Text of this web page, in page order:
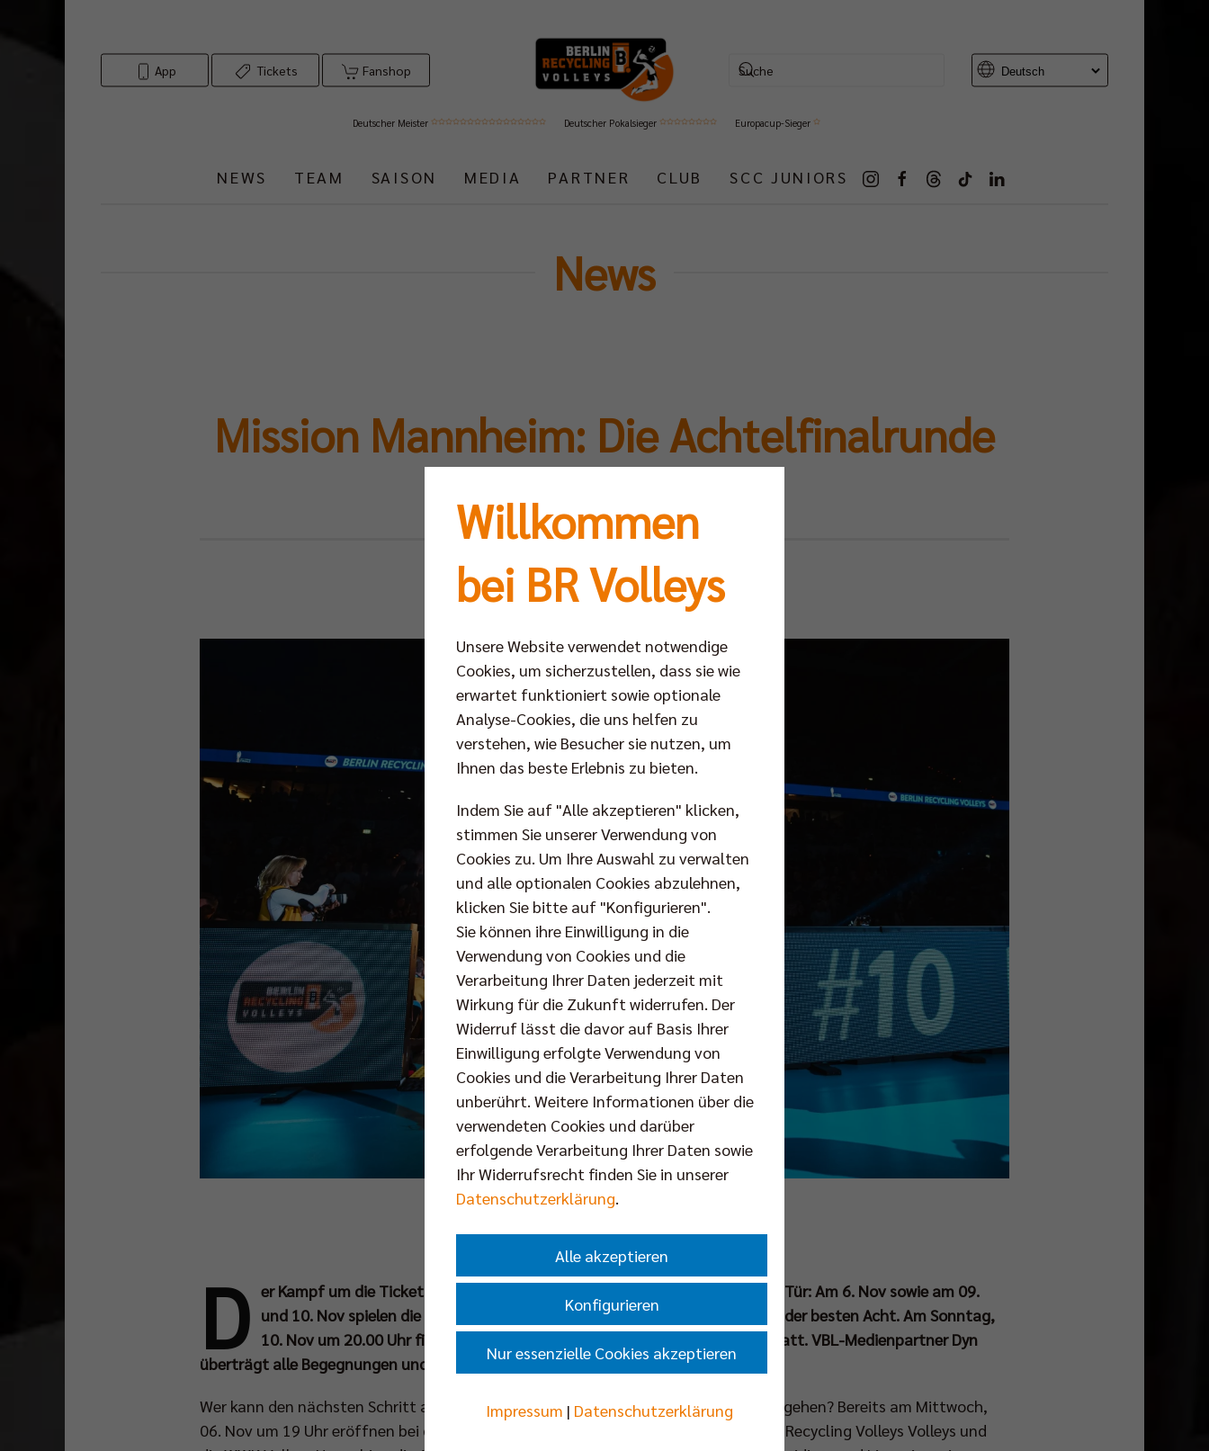
App Tickets Fanshop
Deutscher Meister Deutscher Pokalsieger Europacup-Sieger
NEWS TEAM SAISON MEDIA PARTNER CLUB SCC JUNIORS
News
Mission Mannheim: Die Achtelfinalrunde
steht an
Mo 04.11.2024
Foto: Florian Treiber
D er Kampf um die Tickets für das Viertelfinale des DVV-Pokals steht vor der Tür: Am 6. Nov sowie am 09.
und 10. Nov spielen die 16 verbliebenen Teams um den Einzug in die Runde der besten Acht. Am Sonntag,
10. Nov um 20.00 Uhr findet die Auslosung der Viertelfinalbegegnungen statt. VBL-Medienpartner Dyn
überträgt alle Begegnungen und die Ziehung der Viertelfinals live.
Wer kann den nächsten Schritt auf dem Weg zum DVV-Pokalfinale nach Mannheim gehen? Bereits am Mittwoch,
06. Nov um 19 Uhr eröffnen bei den Männern die Finalisten der Vorsaison, die Berlin Recycling Volleys Volleys und
Willkommen
bei BR Volleys
Unsere Website verwendet notwendige
Cookies, um sicherzustellen, dass sie wie
erwartet funktioniert sowie optionale
Analyse-Cookies, die uns helfen zu
verstehen, wie Besucher sie nutzen, um
Ihnen das beste Erlebnis zu bieten.
Indem Sie auf "Alle akzeptieren" klicken,
stimmen Sie unserer Verwendung von
Cookies zu. Um Ihre Auswahl zu verwalten
und alle optionalen Cookies abzulehnen,
klicken Sie bitte auf "Konfigurieren".
Sie können ihre Einwilligung in die
Verwendung von Cookies und die
Verarbeitung Ihrer Daten jederzeit mit
Wirkung für die Zukunft widerrufen. Der
Widerruf lässt die davor auf Basis Ihrer
Einwilligung erfolgte Verwendung von
Cookies und die Verarbeitung Ihrer Daten
unberührt. Weitere Informationen über die
verwendeten Cookies und darüber
erfolgende Verarbeitung Ihrer Daten sowie
Ihr Widerrufsrecht finden Sie in unserer
Datenschutzerklärung.
Alle akzeptieren
Konfigurieren
Nur essenzielle Cookies akzeptieren
Impressum | Datenschutzerklärung